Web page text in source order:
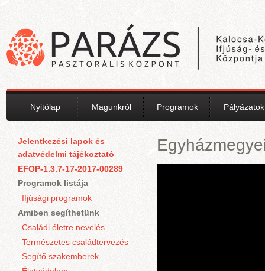
Nyitólap Magunkról Programok Pályázatok
Jelentkezési lapok és
adatvédelmi tájékoztató
EFOP-1.3.7-17-2017-00289
Programok listája
Ifjúsági programok
Amiben segíthetünk
Családi életre nevelés
Természetes családtervezés
Segítő szakemberek